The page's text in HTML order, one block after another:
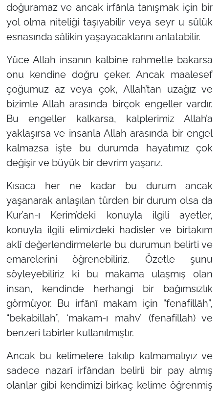
doğuramaz ve ancak irfânla tanışmak için bir
yol olma niteliği taşıyabilir veya seyr u sülük
esnasında sâlikin yaşayacaklarını anlatabilir.
Yüce Allah insanın kalbine rahmetle bakarsa
onu kendine doğru çeker. Ancak maalesef
çoğumuz az veya çok, Allah’tan uzağız ve
bizimle Allah arasında birçok engeller vardır.
Bu engeller kalkarsa, kalplerimiz Allah’a
yaklaşırsa ve insanla Allah arasında bir engel
kalmazsa işte bu durumda hayatımız çok
değişir ve büyük bir devrim yaşarız.
Kısaca her ne kadar bu durum ancak
yaşanarak anlaşılan türden bir durum olsa da
Kur’an-ı Kerim’deki konuyla ilgili ayetler,
konuyla ilgili elimizdeki hadisler ve birtakım
aklî değerlendirmelerle bu durumun belirti ve
emarelerini öğrenebiliriz. Özetle şunu
söyleyebiliriz ki bu makama ulaşmış olan
insan, kendinde herhangi bir bağımsızlık
görmüyor. Bu irfânî makam için “fenafillâh”,
“bekabillah”, ‘makam-ı mahv’ (fenafillah) ve
benzeri tabirler kullanılmıştır.
Ancak bu kelimelere takılıp kalmamalıyız ve
sadece nazarî irfândan belirli bir pay almış
olanlar gibi kendimizi birkaç kelime öğrenmiş